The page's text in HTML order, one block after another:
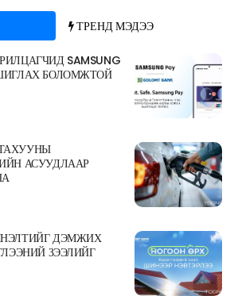
ТРЕНД МЭДЭЭ
SAMSUNG
БОЛОМЖТОЙ
АСУУДЛААР
ДЭМЖИХ
ЗЭЭЛИЙГ